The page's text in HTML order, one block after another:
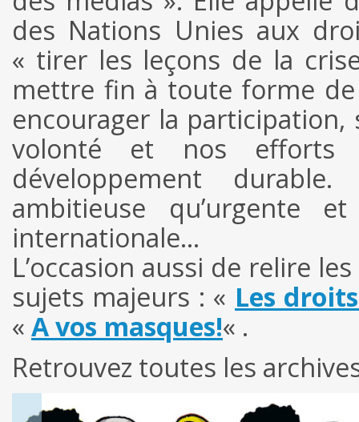
des Nations Unies aux
« tirer les leçons de la
mettre fin à toute forme
encourager la
volonté et nos efforts
développement
ambitieuse qu’urgente
internationale…
L’occasion aussi de relire
sujets majeurs : « Les
« A vos masques!« .
Retrouvez toutes les